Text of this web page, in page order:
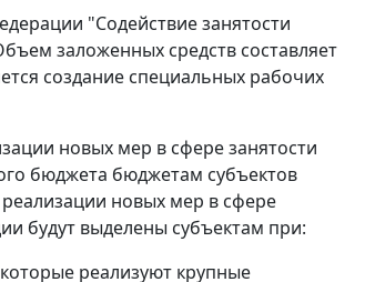
"Содействие занятости
заложенных средств составляет
создание специальных рабочих
новых мер в сфере занятости
бюджета бюджетам субъектов
новых мер в сфере
будут выделены субъектам при:
реализуют крупные